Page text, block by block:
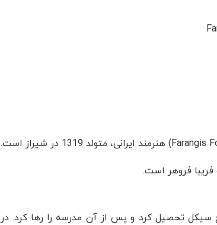
فریبا فروهر است.
به دنیا آمد. تا مقطع سیکل تحصیل کرد و پس از آن مدرسه را رها کرد. در